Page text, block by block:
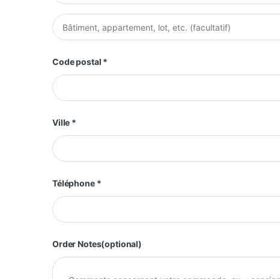
Appartement, suite, unité, etc.
Code postal *
Ville *
Téléphone *
Order Notes(optional)